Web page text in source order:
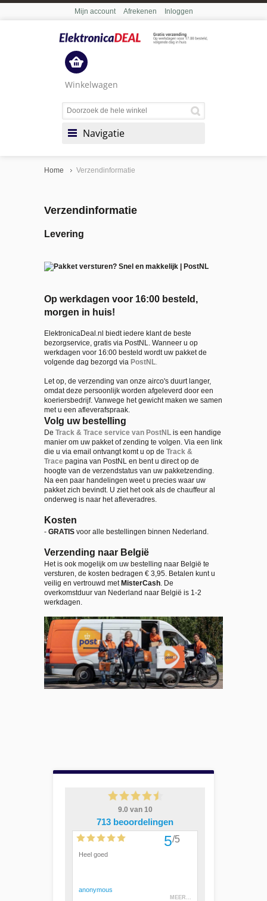
Mijn account Afrekenen Inloggen
Winkelwagen
Navigatie
Home Verzendinformatie
Verzendinformatie
Levering
Op werkdagen voor 16:00 besteld,
morgen in huis!
ElektronicaDeal.nl biedt iedere klant de beste
bezorgservice, gratis via PostNL. Wanneer u op
werkdagen voor 16:00 besteld wordt uw pakket de
volgende dag bezorgd via PostNL.
Let op, de verzending van onze airco's duurt langer,
omdat deze persoonlijk worden afgeleverd door een
koeriersbedrijf. Vanwege het gewicht maken we samen
met u een afleverafspraak.
Volg uw bestelling
De Track & Trace service van PostNL is een handige
manier om uw pakket of zending te volgen. Via een link
die u via email ontvangt komt u op de Track &
Trace pagina van PostNL en bent u direct op de
hoogte van de verzendstatus van uw pakketzending.
Na een paar handelingen weet u precies waar uw
pakket zich bevindt. U ziet het ook als de chauffeur al
onderweg is naar het afleveradres.
Kosten
- GRATIS voor alle bestellingen binnen Nederland.
Verzending naar België
Het is ook mogelijk om uw bestelling naar België te
versturen, de kosten bedragen € 3,95. Betalen kunt u
veilig en vertrouwd metMisterCash. De
overkomstduur van Nederland naar België is 1-2
werkdagen.